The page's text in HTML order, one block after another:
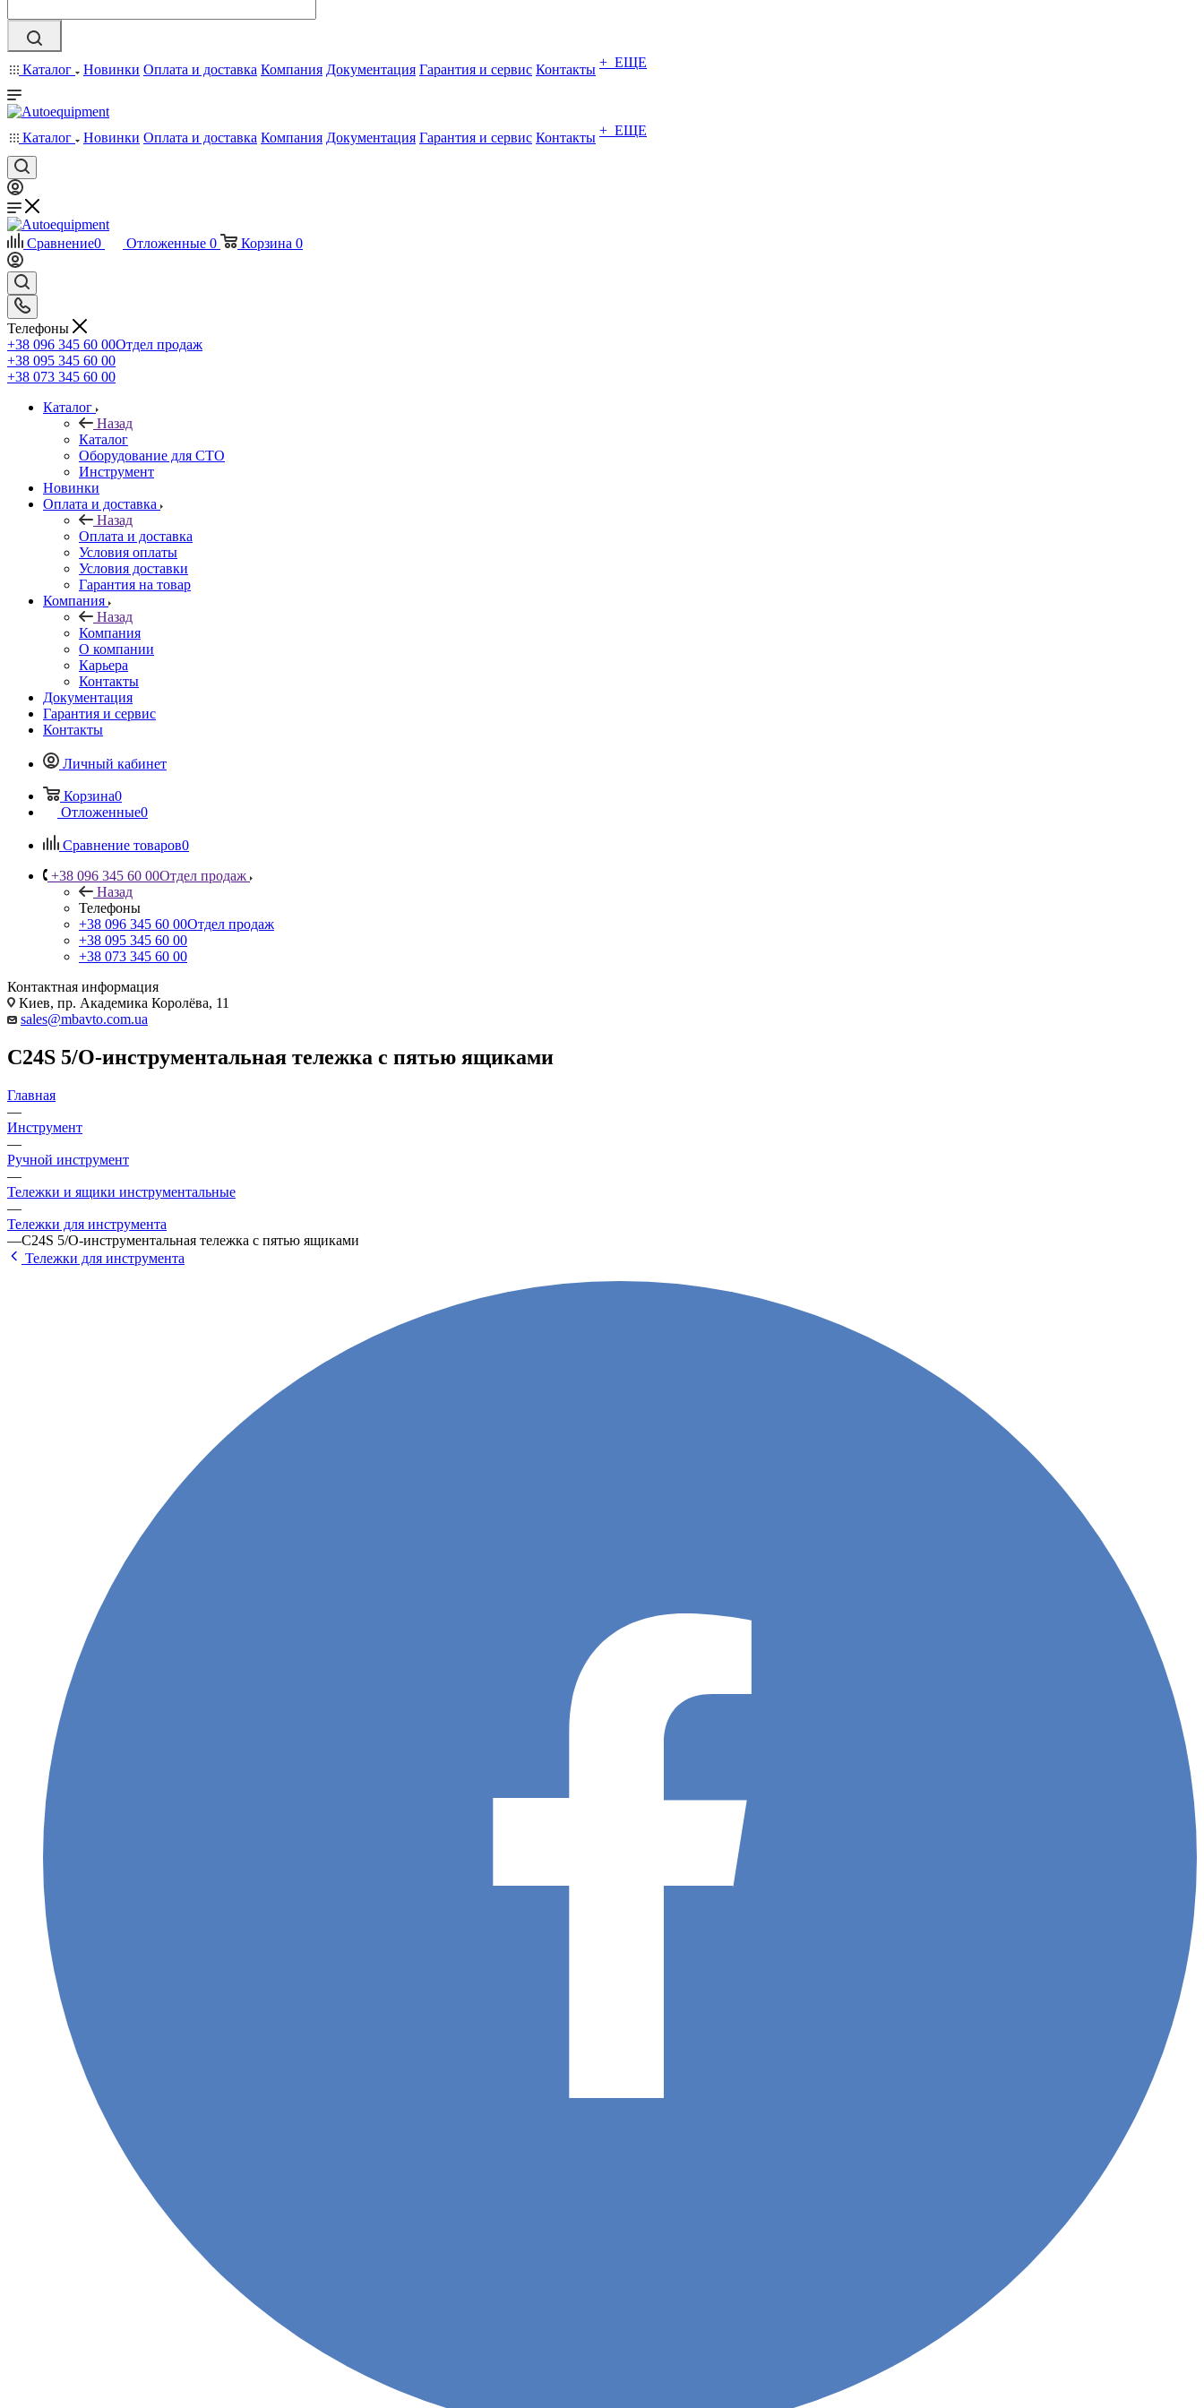
Каталог Новинки Оплата и доставка Компания Документация Гарантия и сервис Контакты + ЕЩЕ
Каталог Новинки Оплата и доставка Компания Документация Гарантия и сервис Контакты + ЕЩЕ
Сравнение0 Отложенные 0 Корзина 0
Телефоны
+38 096 345 60 00Отдел продаж
+38 095 345 60 00
+38 073 345 60 00
Каталог
Назад
Каталог
Оборудование для СТО
Инструмент
Новинки
Оплата и доставка
Назад
Оплата и доставка
Условия оплаты
Условия доставки
Гарантия на товар
Компания
Назад
Компания
О компании
Карьера
Контакты
Документация
Гарантия и сервис
Контакты
Личный кабинет
Корзина0
Отложенные0
Сравнение товаров0
+38 096 345 60 00Отдел продаж
Назад
Телефоны
+38 096 345 60 00Отдел продаж
+38 095 345 60 00
+38 073 345 60 00
Контактная информация
Киев, пр. Академика Королёва, 11
sales@mbavto.com.ua
C24S 5/O-инструментальная тележка с пятью ящиками
Главная
—
Инструмент
—
Ручной инструмент
—
Тележки и ящики инструментальные
—
Тележки для инструмента
—C24S 5/O-инструментальная тележка с пятью ящиками
Тележки для инструмента